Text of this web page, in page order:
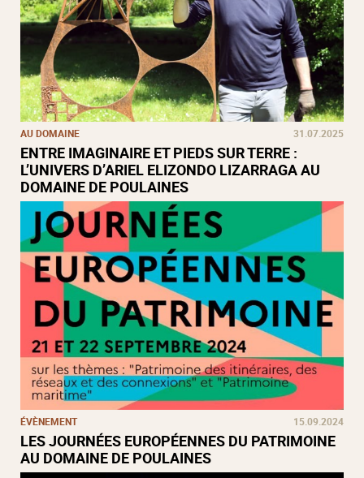
AU DOMAINE 31.07.2025
ENTRE IMAGINAIRE ET PIEDS SUR TERRE :
L’UNIVERS D’ARIEL ELIZONDO LIZARRAGA AU
DOMAINE DE POULAINES
ÉVÈNEMENT 15.09.2024
LES JOURNÉES EUROPÉENNES DU PATRIMOINE
AU DOMAINE DE POULAINES